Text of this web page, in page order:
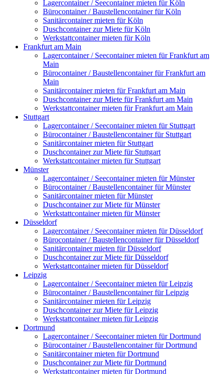
Lagercontainer / Seecontainer mieten für Köln
Bürocontainer / Baustellencontainer für Köln
Sanitärcontainer mieten für Köln
Duschcontainer zur Miete für Köln
Werkstattcontainer mieten für Köln
Frankfurt am Main
Lagercontainer / Seecontainer mieten für Frankfurt am
Main
Bürocontainer / Baustellencontainer für Frankfurt am
Main
Sanitärcontainer mieten für Frankfurt am Main
Duschcontainer zur Miete für Frankfurt am Main
Werkstattcontainer mieten für Frankfurt am Main
Stuttgart
Lagercontainer / Seecontainer mieten für Stuttgart
Bürocontainer / Baustellencontainer für Stuttgart
Sanitärcontainer mieten für Stuttgart
Duschcontainer zur Miete für Stuttgart
Werkstattcontainer mieten für Stuttgart
Münster
Lagercontainer / Seecontainer mieten für Münster
Bürocontainer / Baustellencontainer für Münster
Sanitärcontainer mieten für Münster
Duschcontainer zur Miete für Münster
Werkstattcontainer mieten für Münster
Düsseldorf
Lagercontainer / Seecontainer mieten für Düsseldorf
Bürocontainer / Baustellencontainer für Düsseldorf
Sanitärcontainer mieten für Düsseldorf
Duschcontainer zur Miete für Düsseldorf
Werkstattcontainer mieten für Düsseldorf
Leipzig
Lagercontainer / Seecontainer mieten für Leipzig
Bürocontainer / Baustellencontainer für Leipzig
Sanitärcontainer mieten für Leipzig
Duschcontainer zur Miete für Leipzig
Werkstattcontainer mieten für Leipzig
Dortmund
Lagercontainer / Seecontainer mieten für Dortmund
Bürocontainer / Baustellencontainer für Dortmund
Sanitärcontainer mieten für Dortmund
Duschcontainer zur Miete für Dortmund
Werkstattcontainer mieten für Dortmund